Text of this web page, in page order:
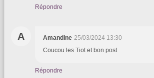
Répondre
A Amandine 25/03/2024 13:30
Coucou les Tiot et bon post
Répondre